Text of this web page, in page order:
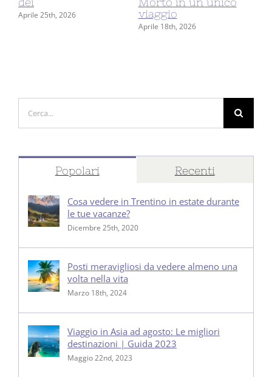
Aprile 25th, 2026
viaggio
Aprile 18th, 2026
per:
Popolari Recenti
Cosa vedere in Trentino in estate durante
le tue vacanze?
Dicembre 25th, 2020
Posti meravigliosi da vedere almeno una
volta nella vita
Marzo 18th, 2024
Viaggio in Asia ad agosto: Le migliori
destinazioni | Guida 2023
Maggio 22nd, 2023